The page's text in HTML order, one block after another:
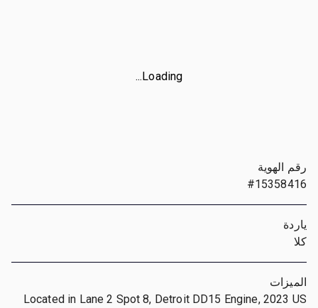
Loading...
رقم الهوية
#15358416
ياردة
كلا
الميزات
Located in Lane 2 Spot 8, Detroit DD15 Engine, 2023 US